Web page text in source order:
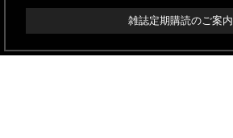
雑誌定期購読のご案内